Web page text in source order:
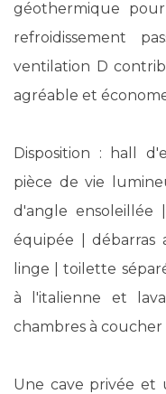
géothermique
refroidissement
ventilation D
agréable et
Disposition : hall
pièce de vie
d'angle ensoleillée
équipée | débarras
linge | toilette
à l'italienne et
chambres à coucher
Une cave privée et